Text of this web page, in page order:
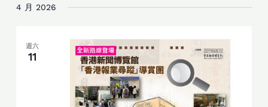
4 月 2026
週六
11